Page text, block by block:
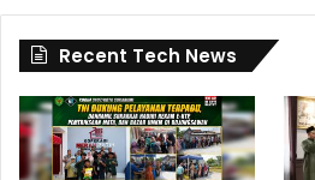
Recent Tech News